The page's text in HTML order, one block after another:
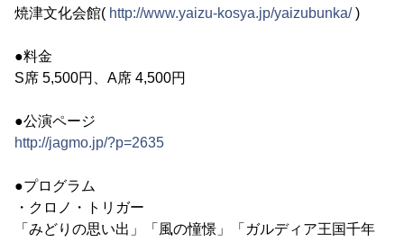
焼津文化会館( http://www.yaizu-kosya.jp/yaizubunka/)
●料金
S席 5,500円、A席 4,500円
●公演ページ
http://jagmo.jp/?p=2635
●プログラム
・クロノ・トリガー
「みどりの思い出」「風の憧憬」「ガルディア王国千年